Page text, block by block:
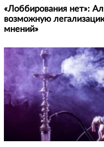
«Лоббирования нет»:
возможную
мнений»